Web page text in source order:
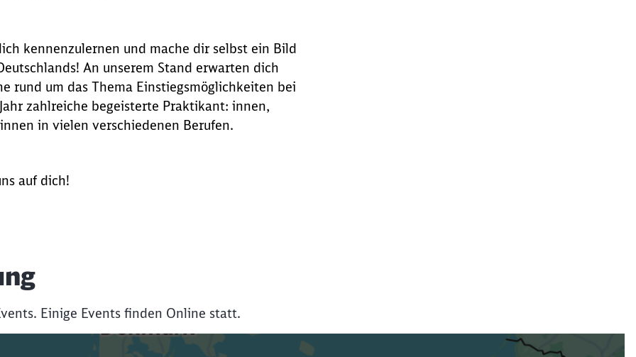
kennenzulernen und mache dir selbst ein Bild
An unserem Stand erwarten dich
rund um das Thema Einstiegsmöglichkeiten bei
zahlreiche begeisterte Praktikant: innen,
in vielen verschiedenen Berufen.
auf dich!
Einige Events finden Online statt.